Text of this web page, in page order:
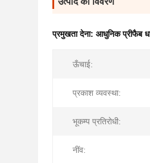
प्रमुखता देना: आधुनिक प्रीफैब
ऊँचाई:
प्रकाश व्यवस्था:
भूकम्प प्रतिरोधी:
नींव: